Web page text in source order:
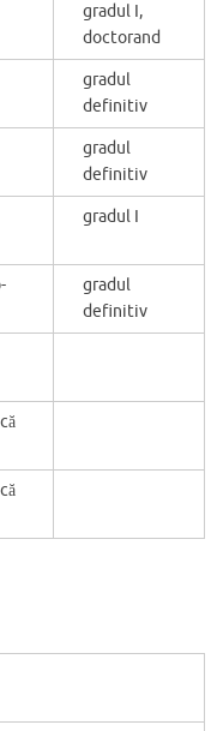
gradul I,
doctorand
gradul
definitiv
gradul
definitiv
gradul I
gradul
definitiv